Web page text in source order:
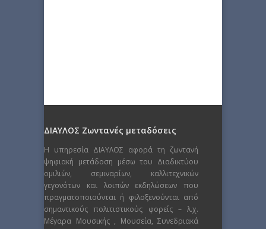
ΔΙΑΥΛΟΣ Ζωντανές μεταδόσεις
Η υπηρεσία ΔΙΑΥΛΟΣ αφορά τη ζωντανή
ψηφιακή μετάδοση μέσω του Διαδικτύου
ομιλιών, σεμιναρίων, καλλιτεχνικών
γεγονότων και λοιπών εκδηλώσεων που
πραγματοποιούνται ή φιλοξενούνται από
σημαντικούς πολιτιστικούς φορείς – λ.χ.
Μέγαρα Μουσικής , Μουσεία, Συνεδριακά